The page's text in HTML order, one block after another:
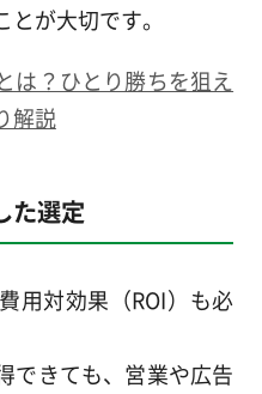
とが大切です。
は？ひとり勝ちを狙え
解説
た選定
用対効果（ROI）も必
できても、営業や広告